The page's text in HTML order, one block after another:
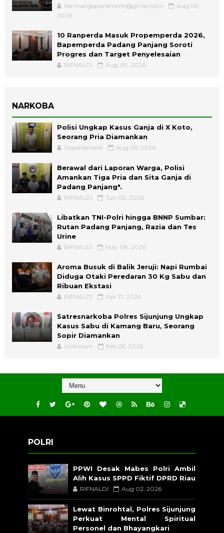
hermangoparlement@gmail.com
Aug 09,
2026
10 Ranperda Masuk Propemperda 2026,
Bapemperda Padang Panjang Soroti
Progres dan Target Penyelesaian
RIFNALDI Aug 09, 2026
NARKOBA
Polisi Ungkap Kasus Ganja di X Koto,
Seorang Pria Diamankan
Goparlement Aug 05, 2026
Berawal dari Laporan Warga, Polisi
Amankan Tiga Pria dan Sita Ganja di
Padang Panjang".
RIFNALDI Jun 02, 2026
Libatkan TNI-Polri hingga BNNP Sumbar:
Rutan Padang Panjang, Razia dan Tes
Urine
RIFNALDI May 08, 2026
Aroma Busuk di Balik Jeruji: Napi Rumbai
Diduga Otaki Peredaran 30 Kg Sabu dan
Ribuan Ekstasi
RIFNALDI Apr 17, 2026
Satresnarkoba Polres Sijunjung Ungkap
Kasus Sabu di Kamang Baru, Seorang
Sopir Diamankan
Unknown Feb 26, 2026
POLRI
PPWI Desak Mabes Polri Ambil
Alih Kasus SPPD Fiktif DPRD Riau
RIFNALDI Aug 02, 2026
Lewat Binrohtal, Polres Sijunjung
Perkuat Mental Spiritual
Personel dan Bhayangkari